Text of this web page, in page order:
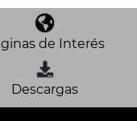
de Interés
Descargas